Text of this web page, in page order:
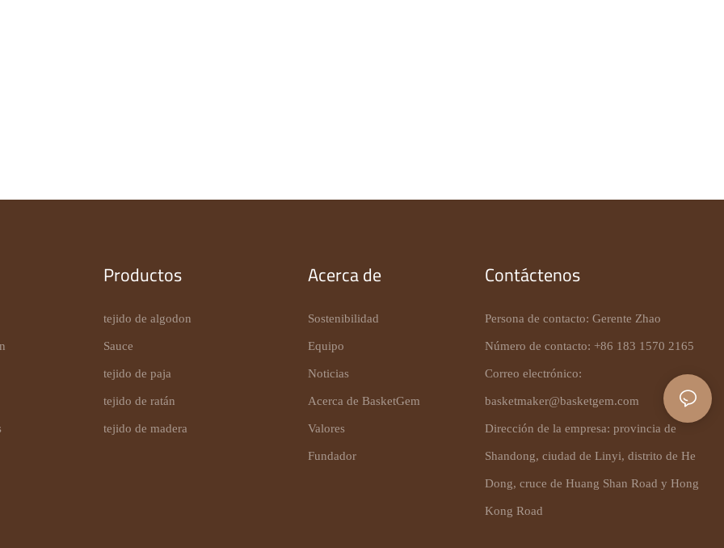
Productos
tejido de algodon
Sauce
tejido de paja
tejido de ratán
tejido de madera
Acerca de
Sostenibilidad
Equipo
Noticias
Acerca de BasketGem
Valores
Fundador
Contáctenos
Persona de contacto: Gerente Zhao
Número de contacto: +86 183 1570 2165
Correo electrónico:
basketmaker@basketgem.com
Dirección de la empresa: provincia de
Shandong, ciudad de Linyi, distrito de He
Dong, cruce de Huang Shan Road y Hong
Kong Road